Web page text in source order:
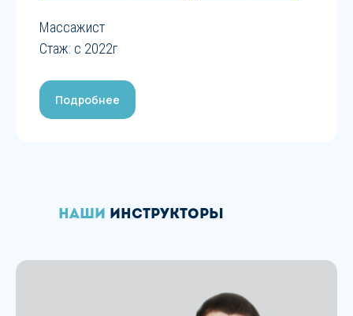
Массажист
Стаж: с 2022г
Подробнее
наши Инструкторы